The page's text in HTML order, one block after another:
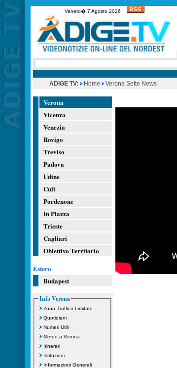
Venerd� 7 Agosto 2026
ADIGE TV: Home Verona Sette News
Verona
Vicenza
Venezia
Rovigo
Treviso
Padova
Udine
Cult
Pordenone
In Piazza
Trieste
Cagliari
Obiettivo Territorio
Estero
Budapest
Info Verona
Zona Traffico Limitato
Quotidiani
Numeri Utili
Meteo a Verona
Itinerari
Istituzioni
Informazioni Generali